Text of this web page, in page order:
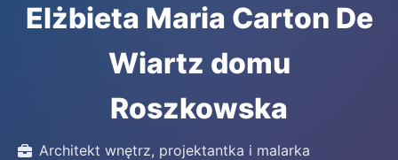
Elżbieta Maria Carton De
Wiartz domu
Roszkowska
Architekt wnętrz, projektantka i malarka